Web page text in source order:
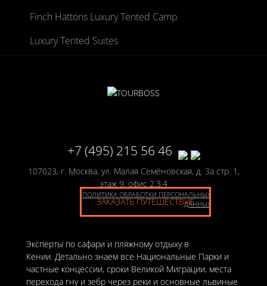
Finch Hattons Luxury Tented Camp
Luxury Tented Suites
+7 (495) 215 56 46
107023, г. Москва, ул. Малая Семёновская, д. 3а стр. 1,
этаж 9, офис 2,3,4
ПОЛИТИКА ОБРАБОТКИ ПЕРСОНАЛЬНЫХ
ДАННЫХ
ЗАКАЗАТЬ ПУТЕШЕСТВИЕ
Эксперты по сафари и пляжному отдыху в
Кении. Детально знаем все Национальные Парки и
частные концессии, сроки Великой Миграции, места
перехода гну и зебр через реки и основные львиные